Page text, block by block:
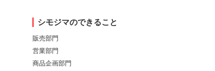
シモジマのできること
販売部門
営業部門
商品企画部門